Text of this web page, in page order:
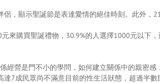
，顯示聖誕節是表達愛情的絕佳時刻。此外，
來購買聖誕禮物，30.9%的人選擇1000元以下
經營是門不小的學問，如何建立關係中的親密
達7成民眾尚不滿意目前的性生活狀態，超過